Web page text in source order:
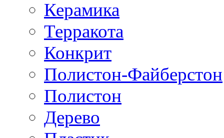
Керамика
Терракота
Конкрит
Полистон-Файберстон
Полистон
Дерево